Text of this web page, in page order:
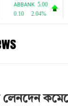
লেনদেন